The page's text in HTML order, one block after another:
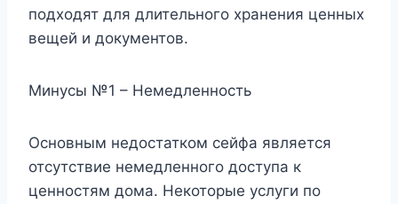
подходят для длительного хранения ценных
вещей и документов.
Минусы №1 – Немедленность
Основным недостатком сейфа является
отсутствие немедленного доступа к
ценностям дома. Некоторые услуги по